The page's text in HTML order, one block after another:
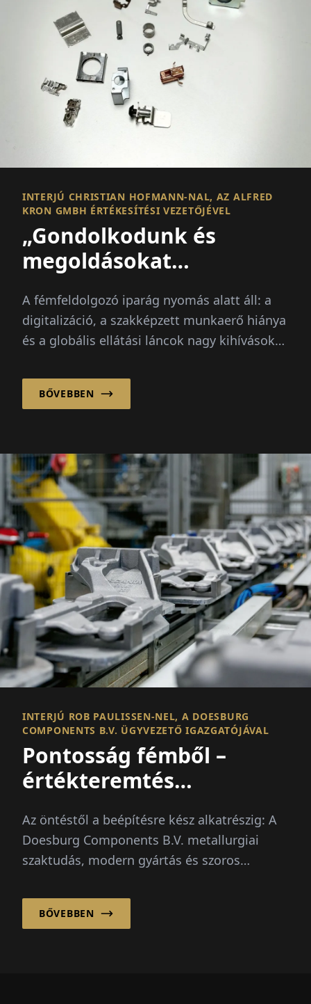
INTERJÚ CHRISTIAN HOFMANN-NAL, AZ ALFRED
KRON GMBH ÉRTÉKESÍTÉSI VEZETŐJÉVEL
„Gondolkodunk és
megoldásokat
A fémfeldolgozó iparág nyomás alatt áll: a
digitalizáció, a szakképzett munkaerő hiánya
és a globális ellátási láncok nagy kihívások
BŐVEBBEN
INTERJÚ ROB PAULISSEN-NEL, A DOESBURG
COMPONENTS B.V. ÜGYVEZETŐ IGAZGATÓJÁVAL
Pontosság fémből –
értékteremtés
Az öntéstől a beépítésre kész alkatrészig: A
Doesburg Components B.V. metallurgiai
szaktudás, modern gyártás és szoros
BŐVEBBEN